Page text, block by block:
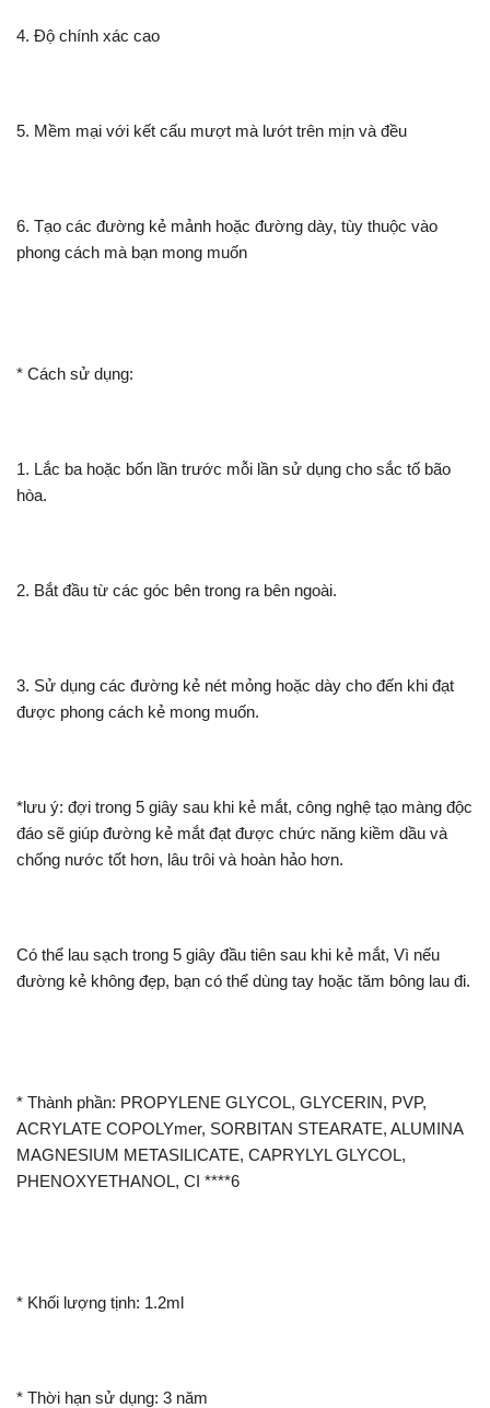
4. Độ chính xác cao
5. Mềm mại với kết cấu mượt mà lướt trên mịn và đều
6. Tạo các đường kẻ mảnh hoặc đường dày, tùy thuộc vào
phong cách mà bạn mong muốn
* Cách sử dụng:
1. Lắc ba hoặc bốn lần trước mỗi lần sử dụng cho sắc tố bão
hòa.
2. Bắt đầu từ các góc bên trong ra bên ngoài.
3. Sử dụng các đường kẻ nét mỏng hoặc dày cho đến khi đạt
được phong cách kẻ mong muốn.
*lưu ý: đợi trong 5 giây sau khi kẻ mắt, công nghệ tạo màng độc
đáo sẽ giúp đường kẻ mắt đạt được chức năng kiềm dầu và
chống nước tốt hơn, lâu trôi và hoàn hảo hơn.
Có thể lau sạch trong 5 giây đầu tiên sau khi kẻ mắt, Vì nếu
đường kẻ không đẹp, bạn có thể dùng tay hoặc tăm bông lau đi.
* Thành phần: PROPYLENE GLYCOL, GLYCERIN, PVP,
ACRYLATE COPOLYmer, SORBITAN STEARATE, ALUMINA
MAGNESIUM METASILICATE, CAPRYLYL GLYCOL,
PHENOXYETHANOL, CI ****6
* Khối lượng tịnh: 1.2ml
* Thời hạn sử dụng: 3 năm